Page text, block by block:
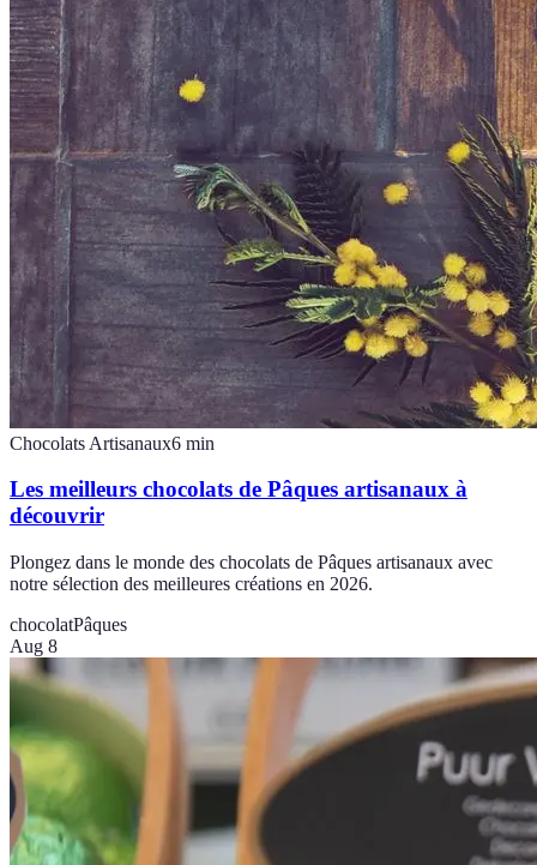
Chocolats Artisanaux6 min
Les meilleurs chocolats de Pâques artisanaux à
découvrir
Plongez dans le monde des chocolats de Pâques artisanaux avec
notre sélection des meilleures créations en 2026.
chocolatPâques
Aug 8